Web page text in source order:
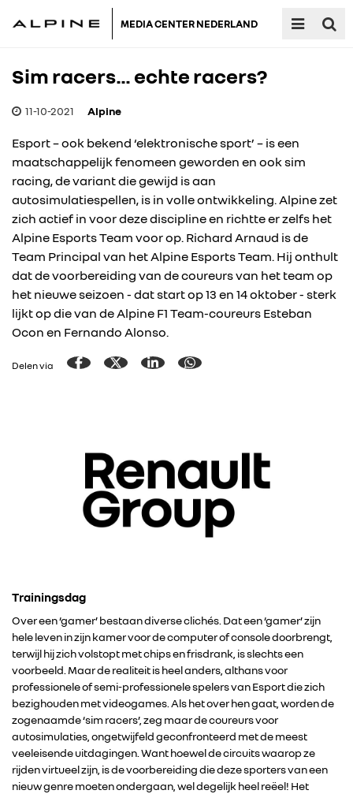
MEDIA CENTER NEDERLAND
Sim racers… echte racers?
11-10-2021 Alpine
Esport – ook bekend ‘elektronische sport’ – is een
maatschappelijk fenomeen geworden en ook sim
racing, de variant die gewijd is aan
autosimulatiespellen, is in volle ontwikkeling. Alpine zet
zich actief in voor deze discipline en richtte er zelfs het
Alpine Esports Team voor op. Richard Arnaud is de
Team Principal van het Alpine Esports Team. Hij onthult
dat de voorbereiding van de coureurs van het team op
het nieuwe seizoen - dat start op 13 en 14 oktober - sterk
lijkt op die van de Alpine F1 Team-coureurs Esteban
Ocon en Fernando Alonso.
Delen via
Trainingsdag
Over een ‘gamer’ bestaan diverse clichés. Dat een ‘gamer’ zijn
hele leven in zijn kamer voor de computer of console doorbrengt,
terwijl hij zich volstopt met chips en frisdrank, is slechts een
voorbeeld. Maar de realiteit is heel anders, althans voor
professionele of semi-professionele spelers van Esport die zich
bezighouden met videogames. Als het over hen gaat, worden de
zogenaamde ‘sim racers’, zeg maar de coureurs voor
autosimulaties, ongetwijfeld geconfronteerd met de meest
veeleisende uitdagingen. Want hoewel de circuits waarop ze
rijden virtueel zijn, is de voorbereiding die deze sporters van een
nieuw genre moeten ondergaan, wel degelijk heel reëel! Het